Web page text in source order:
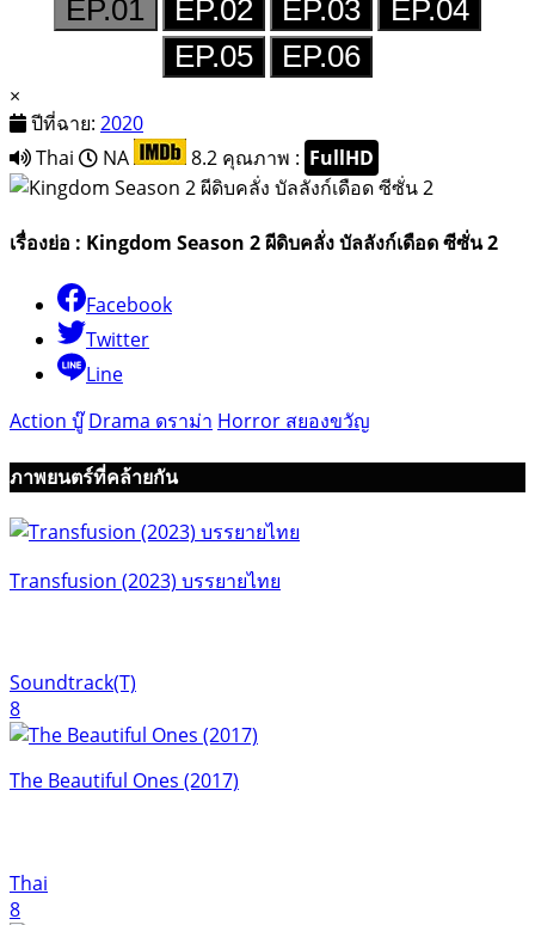
EP.01 EP.02 EP.03
EP.04
EP.05
EP.06
×
ปีที่ฉาย: 2020
Thai
NA 8.2 คุณภาพ : FullHD
เรื่องย่อ : Kingdom Season 2 ผีดิบคลั่ง บัลลังก์เดือด ซีซั่น 2
Facebook
Twitter
Line
Action บู๊ Drama ดราม่า Horror สยองขวัญ
ภาพยนตร์ที่คล้ายกัน
Transfusion (2023) บรรยายไทย
Soundtrack(T)
8
The Beautiful Ones (2017)
Thai
8